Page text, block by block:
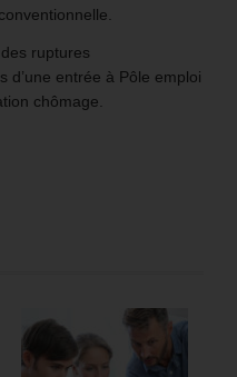
ruptures
d’une entrée à Pôle emploi
chômage.